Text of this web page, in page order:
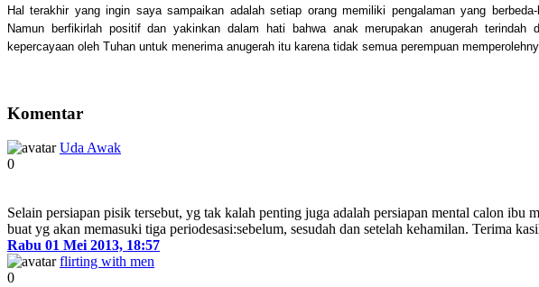
Hal terakhir yang ingin saya sampaikan adalah setiap orang memiliki pengalaman yang
Namun berfikirlah positif dan yakinkan dalam hati bahwa anak merupakan anugerah terindah
kepercayaan oleh Tuhan untuk menerima anugerah itu karena tidak semua perempuan
Komentar
Uda Awak
0
Selain persiapan pisik tersebut, yg tak kalah penting juga adalah persiapan mental calon ibu
buat yg akan memasuki tiga periodesasi:sebelum, sesudah dan setelah kehamilan. Terima
Rabu 01 Mei 2013, 18:57
flirting with men
0